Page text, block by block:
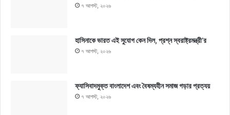
৭ আগস্ট, ২০২৬
হাসিনাকে ভারত এই সুযোগ কেন দিল, প্রশ্ন স্বরাষ্ট্রমন্ত্রী’র
৭ আগস্ট, ২০২৬
ফ্যাসিবাদমুক্ত বাংলাদেশ এবং বৈষম্যহীন সমাজ গড়ার প্রত্যয়
৭ আগস্ট, ২০২৬